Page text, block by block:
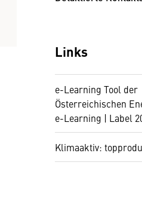
Links
e-Learning Tool der
Österreichischen
e-Learning | Label
Klimaaktiv: